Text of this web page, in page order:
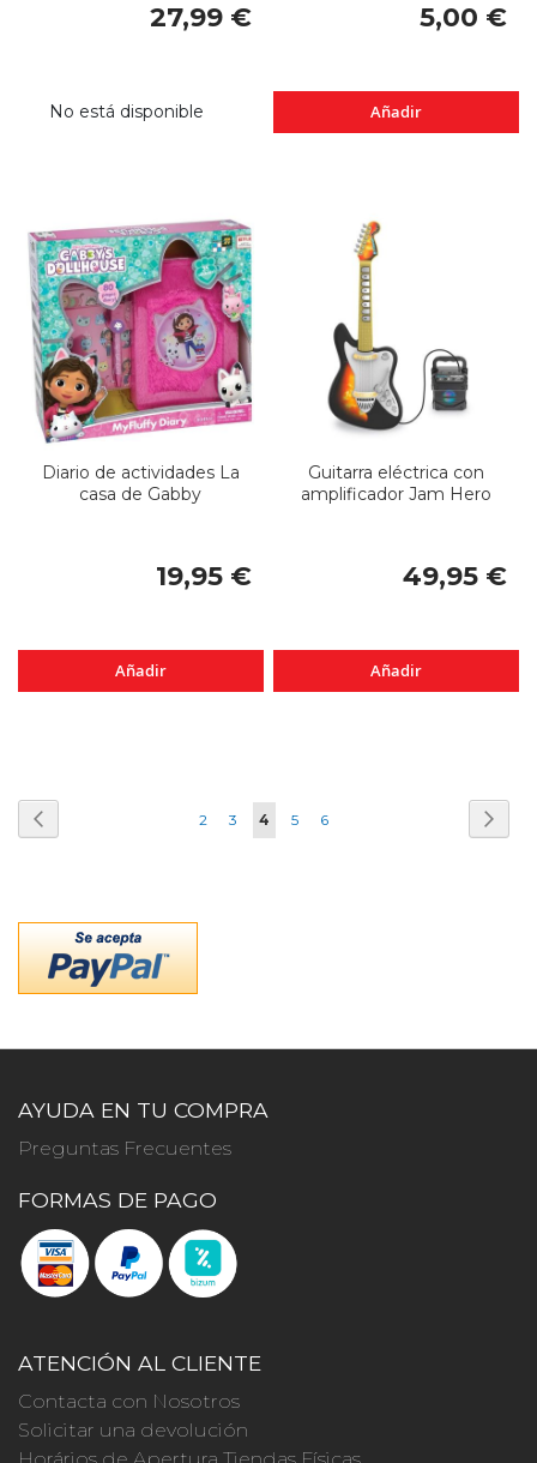
27,99 €
No está disponible
5,00 €
Añadir
Diario de actividades La
casa de Gabby
19,95 €
Añadir
Guitarra eléctrica con
amplificador Jam Hero
49,95 €
Añadir
Página
Página
2 Página
3
Actualmente
4 Página
5 Página
6
AYUDA EN TU COMPRA
Preguntas Frecuentes
FORMAS DE PAGO
ATENCIÓN AL CLIENTE
Contacta con Nosotros
Solicitar una devolución